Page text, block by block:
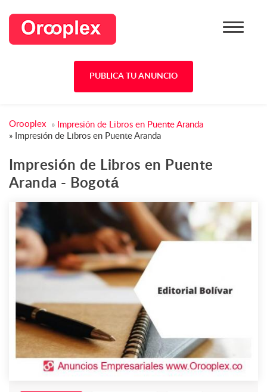
PUBLICA TU ANUNCIO
Orooplex » Impresión de Libros en Puente Aranda
» Impresión de Libros en Puente Aranda
Impresión de Libros en Puente
Aranda - Bogotá